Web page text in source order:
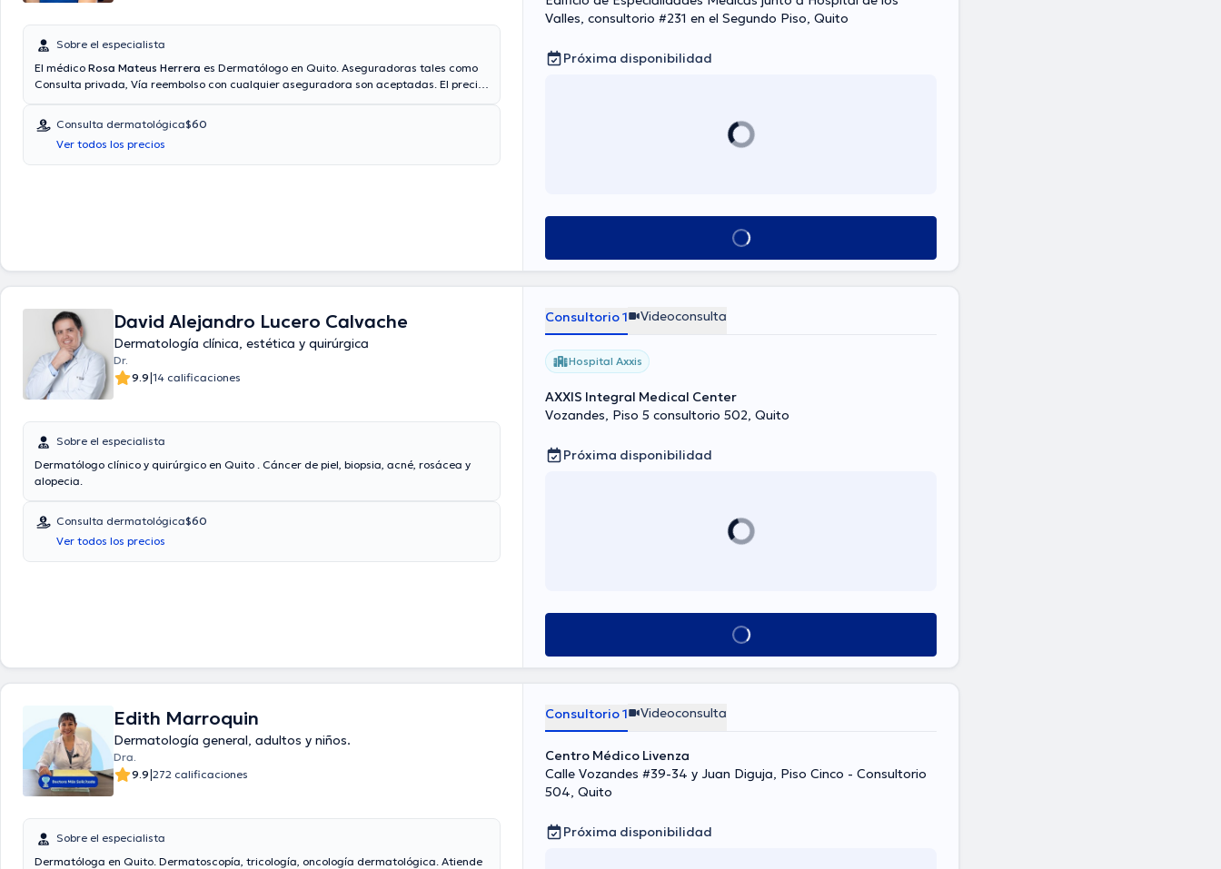
Sobre el especialista
El médico Rosa Mateus Herrera es Dermatólogo en Quito. Aseguradoras tales como
Consulta privada, Vía reembolso con cualquier aseguradora son aceptadas. El precio
los servicios médicos ofrecidos en el consultorio son: Caída del cabello, Peeling,
Psoriasis, Tratamiento de acné.
Consulta dermatológica$60
Ver todos los precios
Valles, consultorio #231 en el Segundo Piso, Quito
Próxima disponibilidad
Ver más horarios
David Alejandro Lucero Calvache
Dermatología clínica, estética y quirúrgica
Dr.
9.9|14 calificaciones
Sobre el especialista
Dermatólogo clínico y quirúrgico en Quito . Cáncer de piel, biopsia, acné, rosácea y
alopecia.
Consulta dermatológica$60
Ver todos los precios
Consultorio 1 Videoconsulta
Hospital Axxis
AXXIS Integral Medical Center
Vozandes, Piso 5 consultorio 502, Quito
Próxima disponibilidad
Ver más horarios
Edith Marroquin
Dermatología general, adultos y niños.
Dra.
9.9|272 calificaciones
Sobre el especialista
Dermatóloga en Quito. Dermatoscopía, tricología, oncología dermatológica. Atiende
Consultorio 1 Videoconsulta
Centro Médico Livenza
Calle Vozandes #39-34 y Juan Diguja, Piso Cinco - Consultorio
504, Quito
Próxima disponibilidad